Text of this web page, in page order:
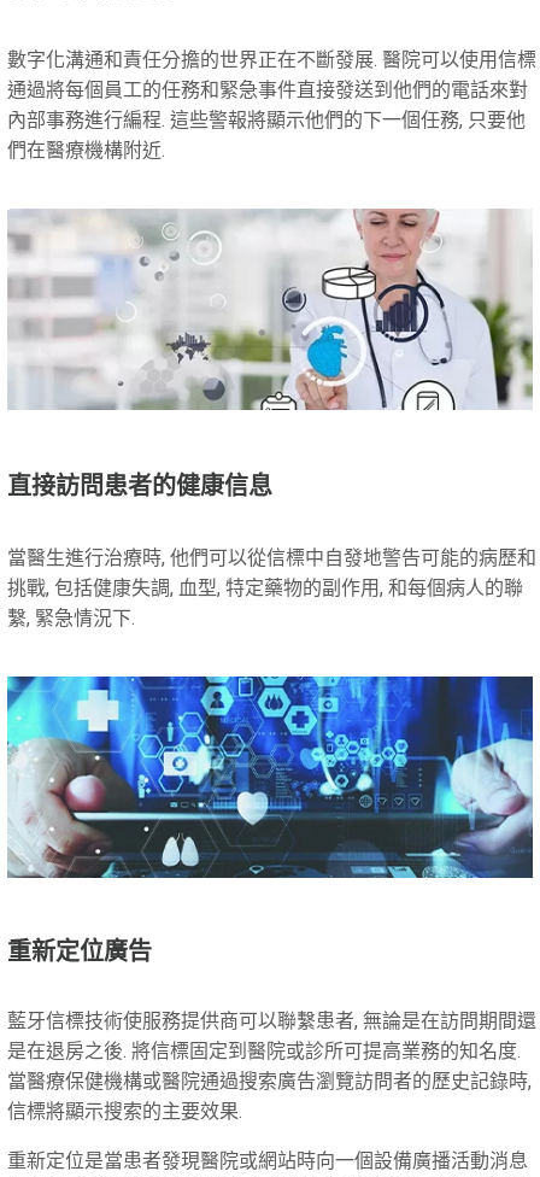
數字化溝通和責任分擔的世界正在不斷發展. 醫院可以使用信標
通過將每個員工的任務和緊急事件直接發送到他們的電話來對
內部事務進行編程. 這些警報將顯示他們的下一個任務, 只要他
們在醫療機構附近.
直接訪問患者的健康信息
當醫生進行治療時, 他們可以從信標中自發地警告可能的病歷和
挑戰, 包括健康失調, 血型, 特定藥物的副作用, 和每個病人的聯
繫, 緊急情況下.
重新定位廣告
藍牙信標技術使服務提供商可以聯繫患者, 無論是在訪問期間還
是在退房之後. 將信標固定到醫院或診所可提高業務的知名度.
當醫療保健機構或醫院通過搜索廣告瀏覽訪問者的歷史記錄時,
信標將顯示搜索的主要效果.
重新定位是當患者發現醫院或網站時向一個設備廣播活動消息